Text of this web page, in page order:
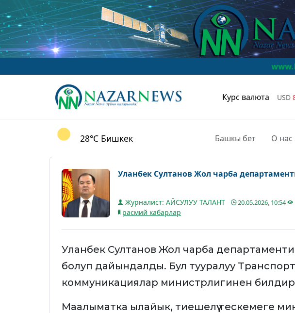
Курс валюта USD
28°C Бишкек Башкы бет О нас
Уланбек Султанов Жол чарба
Журналист: АЙСУЛУУ ТАЛАНТ 20.05.2026, 10:54
расмий кабарлар
Уланбек Султанов Жол чарба
болуп дайындалды. Бул тууралуу
коммуникациялар министрлигинен
Маалыматка ылайык, тиешелүү тескемеге